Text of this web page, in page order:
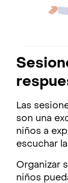
Las
son una
niños a
escuchar
Organizar
niños